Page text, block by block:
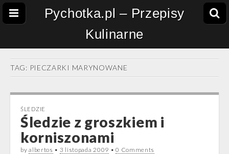
Pychotka.pl – Przepisy
Kulinarne
TAG: PIECZARKI MARYNOWANE
ŚLEDZIE
Śledzie z groszkiem i
korniszonami
byalbertos • 3 listopada 2009 •0 Comments